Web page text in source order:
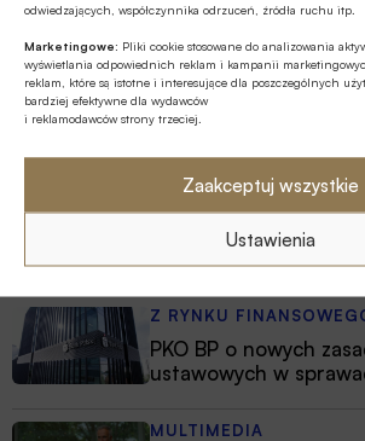
odwiedzających, współczynnika odrzuceń, źródła ruchu itp.
Marketingowe: Pliki cookie stosowane do analizowania
wyświetlania odpowiednich reklam i kampanii
reklam, które są istotne i interesujące dla poszczególnych
bardziej efektywne dla wydawców
i reklamodawców strony trzeciej.
Zaakceptuj wszystkie
Ustawienia
Polecamy
MULTIMEDIA
Banki mogą
Zielone remonty
Z RYNKU
PKO BP o nowych
ustawowych w
MULTIMEDIA